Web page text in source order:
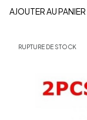
AJOUTER AU PANIER
RUPTURE DE STOCK